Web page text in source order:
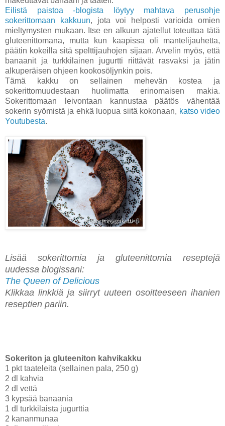
Eilistä paistoa -blogista löytyy mahtava perusohje
sokerittomaan kakkuun, jota voi helposti varioida omien
mieltymysten mukaan. Itse en alkuun ajatellut toteuttaa tätä
gluteenittomana, mutta kun kaapissa oli mantelijauhetta,
päätin kokeilla sitä spelttijauhojen sijaan. Arvelin myös, että
banaanit ja turkkilainen jugurtti riittävät rasvaksi ja jätin
alkuperäisen ohjeen kookosöljynkin pois.
Tämä kakku on sellainen mehevän kostea ja
sokerittomuudestaan huolimatta erinomaisen makia.
Sokerittomaan leivontaan kannustaa päätös vähentää
sokerin syömistä ja ehkä luopua siitä kokonaan, katso video
Youtubesta.
Lisää sokerittomia ja gluteenittomia reseptejä
uudessa blogissani:
The Queen of Delicious
Klikkaa linkkiä ja siirryt uuteen osoitteeseen ihanien
reseptien pariin.
Sokeriton ja gluteeniton kahvikakku
1 pkt taateleita (sellainen pala, 250 g)
2 dl kahvia
2 dl vettä
3 kypsää banaania
1 dl turkkilaista jugurttia
2 kananmunaa